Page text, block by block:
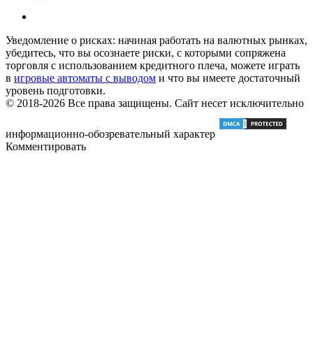
Уведомление о рисках: начиная работать на валютных рынках,
убедитесь, что вы осознаете риски, с которыми сопряжена
торговля с использованием кредитного плеча, можете играть
в игровые автоматы с выводом и что вы имеете достаточный
уровень подготовки.
© 2018-2026 Все права защищены. Сайт несет исключительно
информационно-обозревательный характер
Комментировать